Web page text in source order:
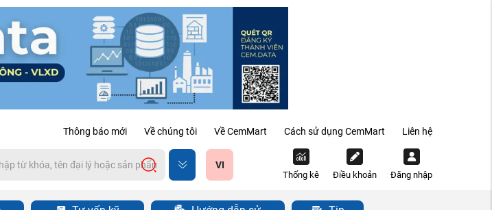
Thông báo mới Về chúng tôi Về CemMart Cách sử dụng CemMart Liên hệ
VI
Thống kê Điều khoản Đăng nhập